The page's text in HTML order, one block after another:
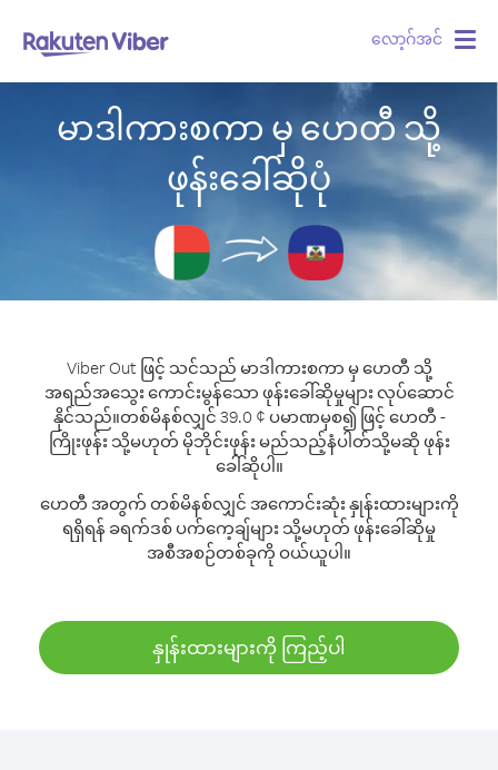
လော့ဂ်အင်
မာဒါကားစကာ မှ ဟေတီ သို့
ဖုန်းခေါ်ဆိုပုံ
Viber Out ဖြင့် သင်သည် မာဒါကားစကာ မှ ဟေတီ သို့
အရည်အသွေး ကောင်းမွန်သော ဖုန်းခေါ်ဆိုမှုများ လုပ်ဆောင်
နိုင်သည်။တစ်မိနစ်လျှင် 39.0 ¢ ပမာဏမှစ၍ ဖြင့် ဟေတီ -
ကြိုးဖုန်း သို့မဟုတ် မိုဘိုင်းဖုန်း မည်သည့်နံပါတ်သို့မဆို ဖုန်း
ခေါ်ဆိုပါ။
ဟေတီ အတွက် တစ်မိနစ်လျှင် အကောင်းဆုံး နှုန်းထားများကို
ရရှိရန် ခရက်ဒစ် ပက်ကေ့ချ်များ သို့မဟုတ် ဖုန်းခေါ်ဆိုမှု
အစီအစဉ်တစ်ခုကို ဝယ်ယူပါ။
နှုန်းထားများကို ကြည့်ပါ